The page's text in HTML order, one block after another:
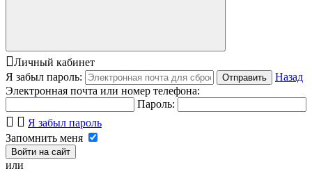
Личный кабинет
Я забыл пароль:
Отправить
Назад
Электронная почта или номер телефона:
Пароль:
Я забыл пароль
Запомнить меня
или